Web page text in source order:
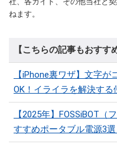
ねます。
【こちらの記事もおすす
【iPhone裏ワザ】文字
OK！イライラを解決する
【2025年】FOSSiBOT
すすめポータブル電源3